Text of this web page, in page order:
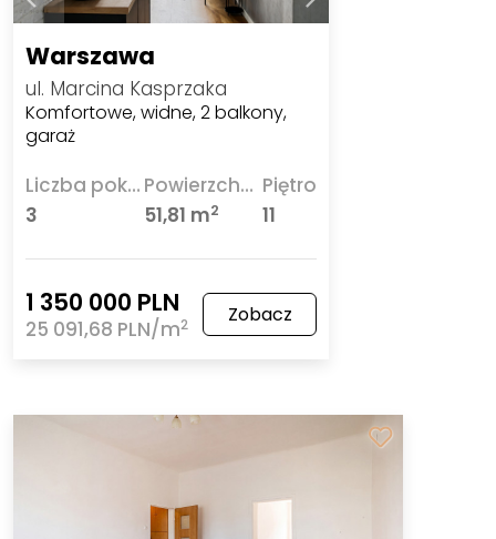
Warszawa
ul. Marcina Kasprzaka
Komfortowe, widne, 2 balkony,
garaż
Liczba pokoi
3
Powierzchnia
51,81 m2
Piętro
11
1 350 000 PLN
25 091,68 PLN/m2 Zobacz